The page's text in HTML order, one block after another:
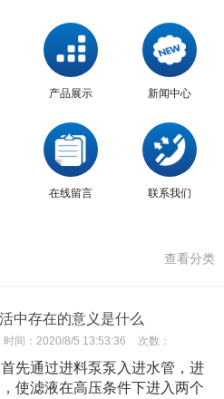
产品展示 新闻中心
在线留言 联系我们
查看分类
中存在的意义是什么
时间： 2020/8/5 13:53:36 次数：
先通过进料泵泵入进水管，进
使滤液在高压条件下进入两个